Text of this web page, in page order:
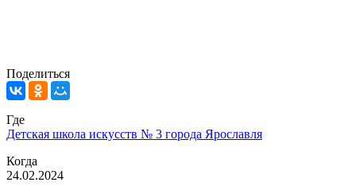
Поделиться
Где
Детская школа искусств № 3 города Ярославля
Когда
24.02.2024